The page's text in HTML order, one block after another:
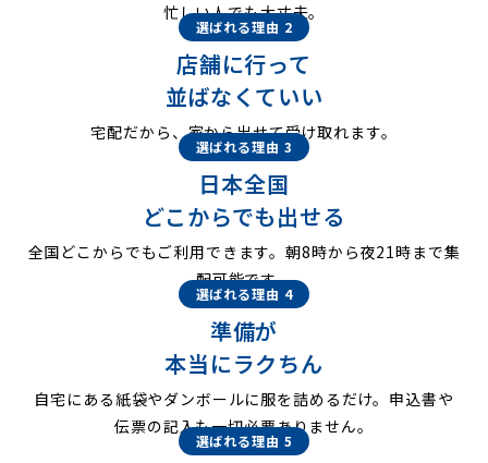
忙しい人でも大丈夫。
選ばれる理由 2
店舗に行って
並ばなくていい
宅配だから、家から出せて受け取れます。
選ばれる理由 3
日本全国
どこからでも出せる
全国どこからでもご利用できます。朝8時から夜21時まで集
配可能です。
選ばれる理由 4
準備が
本当にラクちん
自宅にある紙袋やダンボールに服を詰めるだけ。申込書や
伝票の記入も一切必要ありません。
選ばれる理由 5